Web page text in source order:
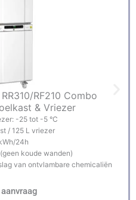
RF210 Combo
& Vriezer
-25 tot -5 °C
/ 125 L vriezer
24h
koude wanden)
van ontvlambare chemicaliën